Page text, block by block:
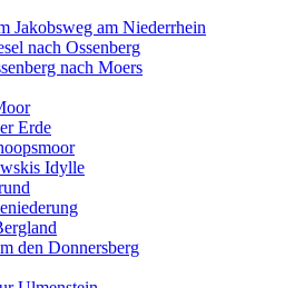
Jakobsweg am Niederrhein
nach Ossenberg
nach Moers
Erde
Idylle
den Donnersberg